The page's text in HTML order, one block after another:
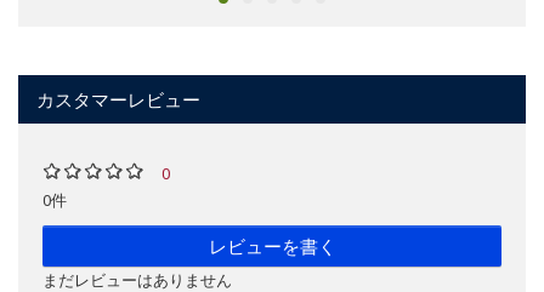
カスタマーレビュー
0
0件
レビューを書く
まだレビューはありません